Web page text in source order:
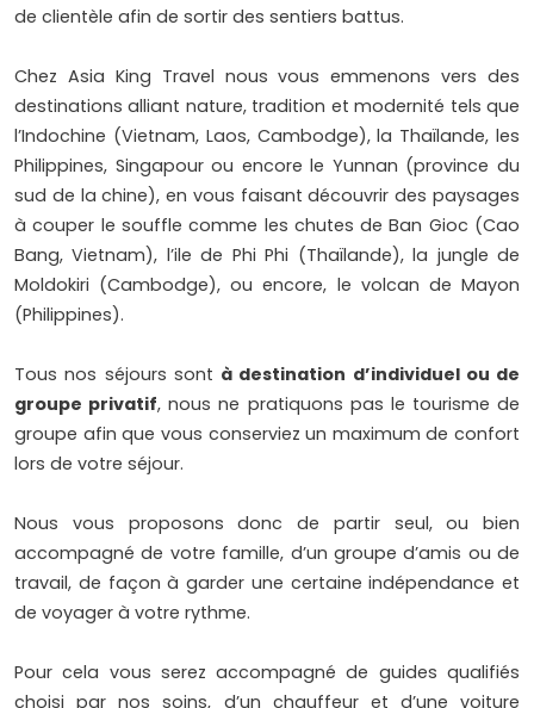
de clientèle afin de sortir des sentiers battus.
Chez Asia King Travel nous vous emmenons vers des
destinations alliant nature, tradition et modernité tels que
l’Indochine (Vietnam, Laos, Cambodge), la Thaïlande, les
Philippines, Singapour ou encore le Yunnan (province du
sud de la chine), en vous faisant découvrir des paysages
à couper le souffle comme les chutes de Ban Gioc (Cao
Bang, Vietnam), l’ile de Phi Phi (Thaïlande), la jungle de
Moldokiri (Cambodge), ou encore, le volcan de Mayon
(Philippines).
Tous nos séjours sont à destination d’individuel ou de
groupe privatif, nous ne pratiquons pas le tourisme de
groupe afin que vous conserviez un maximum de confort
lors de votre séjour.
Nous vous proposons donc de partir seul, ou bien
accompagné de votre famille, d’un groupe d’amis ou de
travail, de façon à garder une certaine indépendance et
de voyager à votre rythme.
Pour cela vous serez accompagné de guides qualifiés
choisi par nos soins, d’un chauffeur et d’une voiture